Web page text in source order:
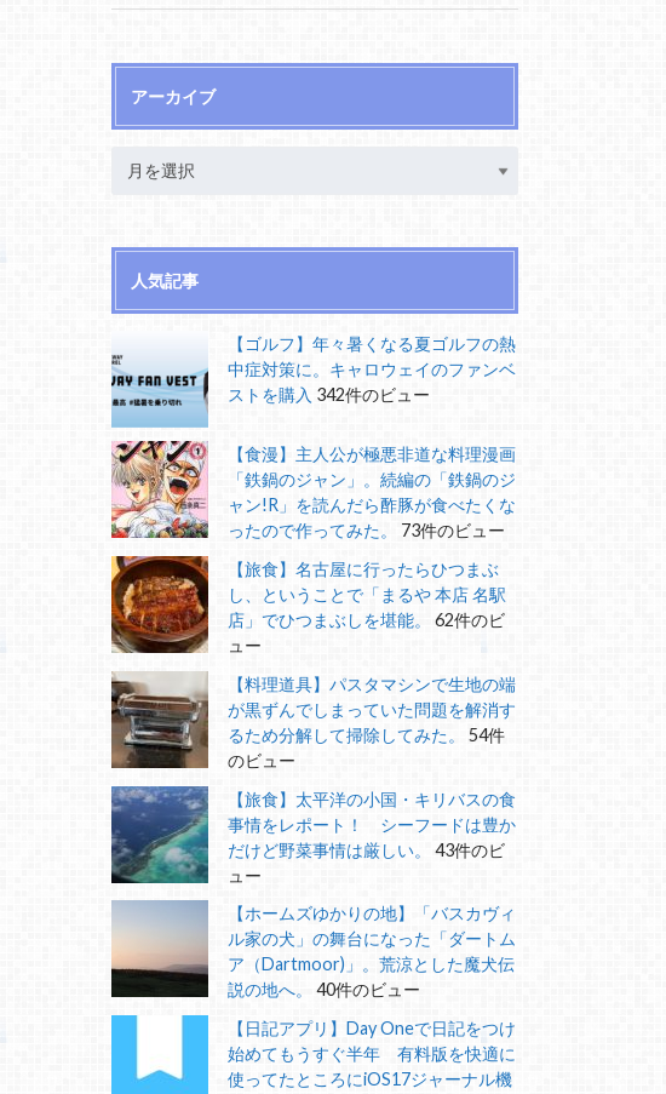
アーカイブ
人気記事
【ゴルフ】年々暑くなる夏ゴルフの熱
中症対策に。キャロウェイのファンベ
ストを購入 342件のビュー
【食漫】主人公が極悪非道な料理漫画
「鉄鍋のジャン」。続編の「鉄鍋のジ
ャン!R」を読んだら酢豚が食べたくな
ったので作ってみた。
73件のビュー
【旅食】名古屋に行ったらひつまぶ
し、ということで「まるや 本店 名駅
店」でひつまぶしを堪能。
62件のビ
ュー
【料理道具】パスタマシンで生地の端
が黒ずんでしまっていた問題を解消す
るため分解して掃除してみた。
54件
のビュー
【旅食】太平洋の小国・キリバスの食
事情をレポート！ シーフードは豊か
だけど野菜事情は厳しい。
43件のビ
ュー
【ホームズゆかりの地】「バスカヴィ
ル家の犬」の舞台になった「ダートム
ア（Dartmoor)」。荒涼とした魔犬伝
説の地へ。
40件のビュー
【日記アプリ】Day Oneで日記をつけ
始めてもうすぐ半年 有料版を快適に
使ってたところにiOS17ジャーナル機